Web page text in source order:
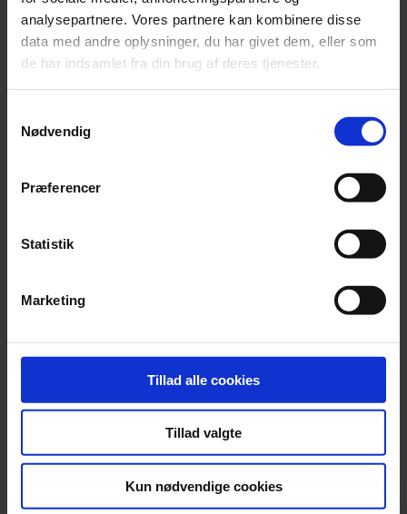
analysepartnere. Vores partnere kan kombinere disse
data med andre oplysninger, du har givet dem, eller som
de har indsamlet fra din brug af deres tjenester.
Nødvendig
Præferencer
Statistik
Marketing
Tillad alle cookies
Tillad valgte
Kun nødvendige cookies
én million kroner til lokale
Læs mere